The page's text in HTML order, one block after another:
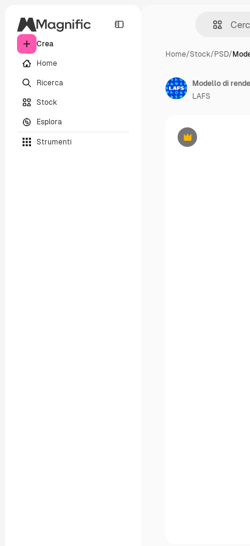
Crea
Home
Ricerca
Stock
Esplora
Strumenti
Home/Stock/PSD/
Premium
Modello di
LAFS